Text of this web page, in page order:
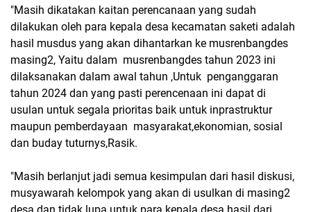
"Masih dikatakan kaitan perencanaan yang sudah
dilakukan oleh para kepala desa kecamatan saketi adalah
hasil musdus yang akan dihantarkan ke musrenbangdes
masing2, Yaitu dalam musrenbangdes tahun 2023 ini
dilaksanakan dalam awal tahun ,Untuk penganggaran
tahun 2024 dan yang pasti perencenaan ini dapat di
usulan untuk segala prioritas baik untuk inprastruktur
maupun pemberdayaan masyarakat,ekonomian, sosial
dan buday tuturnys,Rasik.
"Masih berlanjut jadi semua kesimpulan dari hasil diskusi,
musyawarah kelompok yang akan di usulkan di masing2